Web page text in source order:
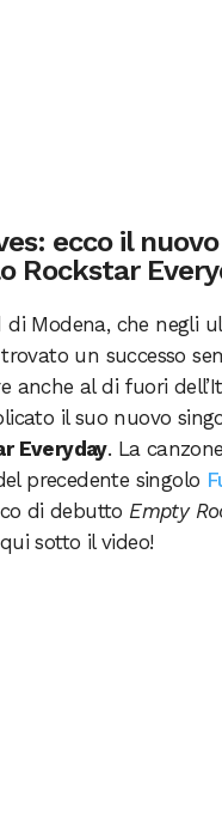
ecco il nuovo
Rockstar
di Modena, che negli
un successo
anche al di fuori
il suo nuovo
Everyday. La
precedente singolo
di debutto Empty
sotto il video!